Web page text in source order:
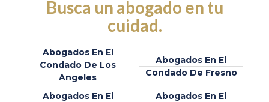
Busca un abogado en tu
cuidad.
Abogados En El
Condado De Los
Angeles
Abogados En El
Condado De Fresno
Abogados En El
Abogados En El